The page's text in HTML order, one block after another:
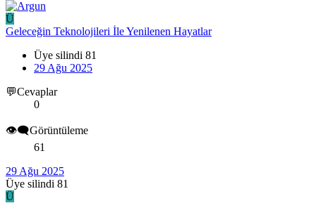
Ü
Geleceğin Teknolojileri İle Yenilenen Hayatlar
Üye silindi 81
29 Ağu 2025
💬Cevaplar
0
👁️‍🗨️Görüntüleme
61
29 Ağu 2025
Üye silindi 81
Ü